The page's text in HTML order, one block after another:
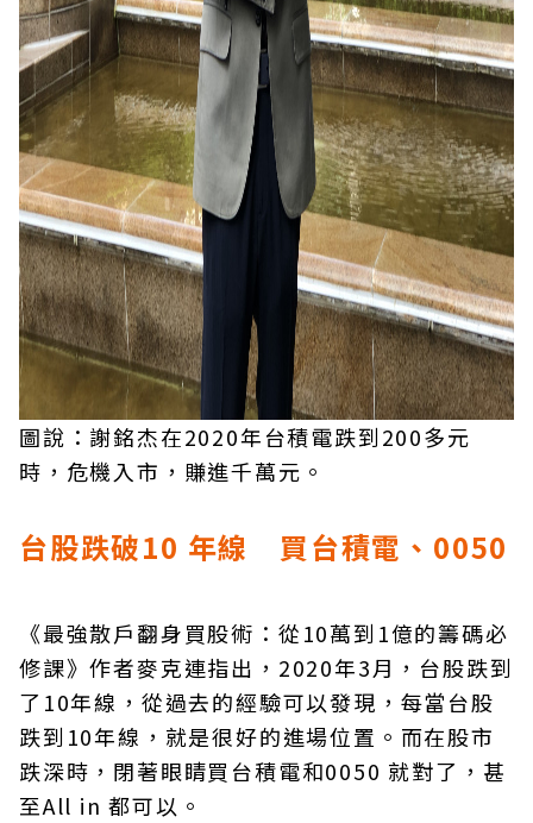
圖說：謝銘杰在2020年台積電跌到200多元
時，危機入市，賺進千萬元。
台股跌破10 年線 買台積電、0050
《最強散戶翻身買股術：從10萬到1億的籌碼必
修課》作者麥克連指出，2020年3月，台股跌到
了10年線，從過去的經驗可以發現，每當台股
跌到10年線，就是很好的進場位置。而在股市
跌深時，閉著眼睛買台積電和0050 就對了，甚
至All in 都可以。